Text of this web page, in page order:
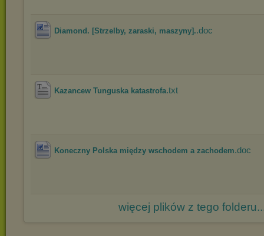
Diamond. [Strzelby, zaraski, maszyny]..doc
Kazancew Tunguska katastrofa.txt
Koneczny Polska między wschodem a zachodem.doc
więcej plików z tego